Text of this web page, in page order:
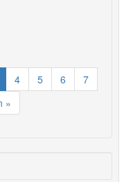
4 5 6
7
»